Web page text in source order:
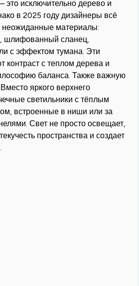
это исключительно дерево и
в 2025 году дизайнеры всё
неожиданные материалы:
шлифованный сланец,
с эффектом тумана. Эти
контраст с теплом дерева и
баланса. Также важную
яркого верхнего
светильники с тёплым
встроенные в ниши или за
Свет не просто освещает,
пространства и создает